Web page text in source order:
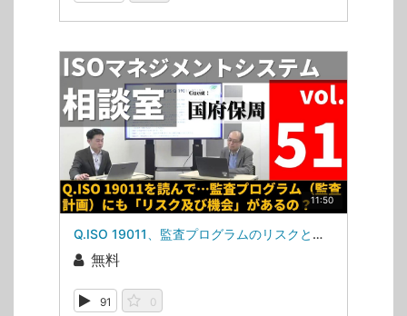
11:50
Q.ISO 19011、監査プログラムのリスクと機会の「機会」（ISOマネジメントシステム相談室・第51回）
無料
91 0